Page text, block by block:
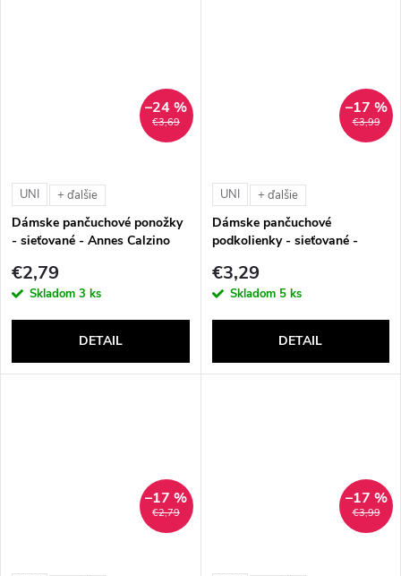
€3,69
–24 %
UNI + ďalšie
Dámske pančuchové ponožky
- sieťované - Annes Calzino
€2,79
Skladom 3 ks
DETAIL
€3,99
–17 %
UNI + ďalšie
Dámske pančuchové
podkolienky - sieťované -
DEN)
€3,29
Skladom 5 ks
DETAIL
€2,79
–17 %
€3,99
–17 %